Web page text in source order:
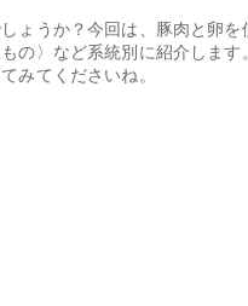
ょうか？今回は、豚肉と卵を
の〉など系統別に紹介します
みてくださいね。